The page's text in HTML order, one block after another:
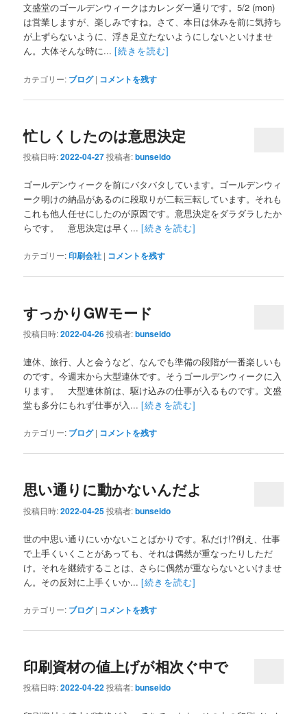
文盛堂のゴールデンウィークはカレンダー通りです。5/2 (mon)
は営業しますが、楽しみですね。さて、本日は休みを前に気持ち
が上ずらないように、浮き足立たないようにしないといけませ
ん。大体そんな時に...[続きを読む]
カテゴリー: ブログ | コメントを残す
忙しくしたのは意思決定
投稿日時:2022-04-27投稿者:bunseido
ゴールデンウィークを前にバタバタしています。ゴールデンウィ
ーク明けの納品があるのに段取りが二転三転しています。それも
これも他人任せにしたのが原因です。意思決定をダラダラしたか
らです。 意思決定は早く...[続きを読む]
カテゴリー:印刷会社 | コメントを残す
すっかりGWモード
投稿日時:2022-04-26投稿者:bunseido
連休、旅行、人と会うなど、なんでも準備の段階が一番楽しいも
のです。今週末から大型連休です。そうゴールデンウィークに入
ります。 大型連休前は、駆け込みの仕事が入るものです。文盛
堂も多分にもれず仕事が入...[続きを読む]
カテゴリー: ブログ | コメントを残す
思い通りに動かないんだよ
投稿日時:2022-04-25投稿者:bunseido
世の中思い通りにいかないことばかりです。私だけ!?例え、仕事
で上手くいくことがあっても、それは偶然が重なったりしただ
け。それを継続することは、さらに偶然が重ならないといけませ
ん。その反対に上手くいか...[続きを読む]
カテゴリー: ブログ | コメントを残す
印刷資材の値上げが相次ぐ中で
投稿日時:2022-04-22投稿者:bunseido